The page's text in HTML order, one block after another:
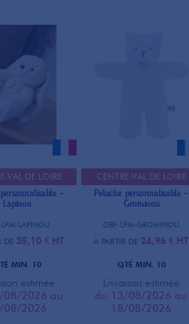
VAL DE LOIRE
personnalisable -
Lapinou
LPM-LAPINOU
DE 35,10 € HT
MIN. 10
estimée
08/2026 au
08/2026
CENTRE-VAL DE LOIRE
Peluche personnalisable -
Grominou
OBF-LPM-GROMINOU
À PARTIR DE 24,96 € HT
QTÉ MIN. 10
Livraison estimée
du 13/08/2026 au
18/08/2026